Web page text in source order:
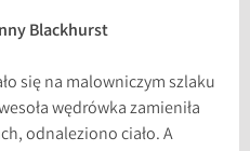
Blackhurst
się na malowniczym szlaku
wędrówka zamieniła
odnaleziono ciało. A